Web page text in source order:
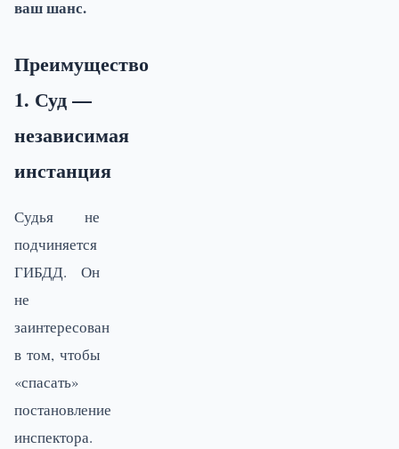
ваш шанс.
Преимущество
1. Суд —
независимая
инстанция
Судья не
подчиняется
ГИБДД. Он
не
заинтересован
в том, чтобы
«спасать»
постановление
инспектора.